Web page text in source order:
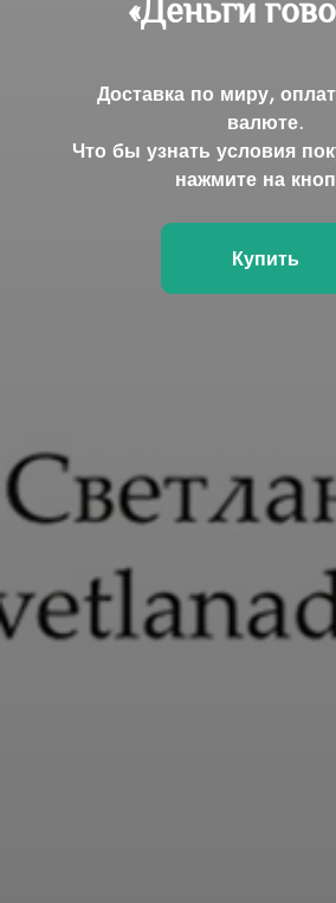
«Деньги
Доставка по миру,
валюте.
Что бы узнать условия
нажмите на
Купить